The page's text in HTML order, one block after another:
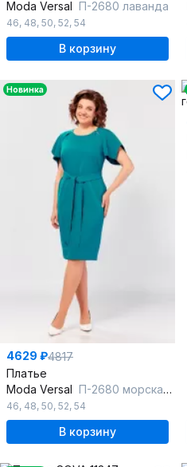
Moda Versal П-2680 лаванда
46, 48, 50, 52, 54
В корзину
Новинка
4629 ₽4817
Платье
Moda Versal П-2680 морская волна
46, 48, 50, 52, 54
В корзину